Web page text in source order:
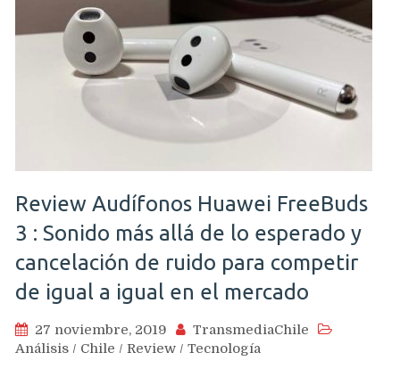
Review Audífonos Huawei FreeBuds
3 : Sonido más allá de lo esperado y
cancelación de ruido para competir
de igual a igual en el mercado
27 noviembre, 2019
TransmediaChile
Análisis / Chile / Review / Tecnología